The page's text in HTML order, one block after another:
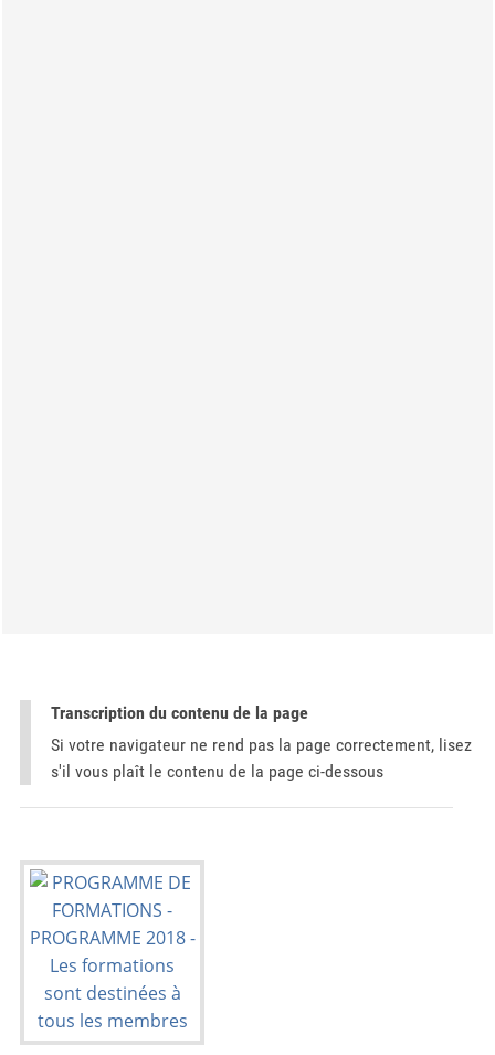
Transcription du contenu de la page
Si votre navigateur ne rend pas la page correctement, lisez
s'il vous plaît le contenu de la page ci-dessous